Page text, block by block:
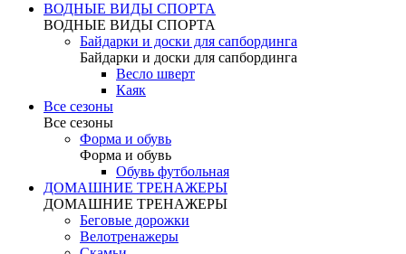
ВОДНЫЕ ВИДЫ СПОРТА
ВОДНЫЕ ВИДЫ СПОРТА
Байдарки и доски для сапбординга
Байдарки и доски для сапбординга
Весло шверт
Каяк
Все сезоны
Все сезоны
Форма и обувь
Форма и обувь
Обувь футбольная
ДОМАШНИЕ ТРЕНАЖЕРЫ
ДОМАШНИЕ ТРЕНАЖЕРЫ
Беговые дорожки
Велотренажеры